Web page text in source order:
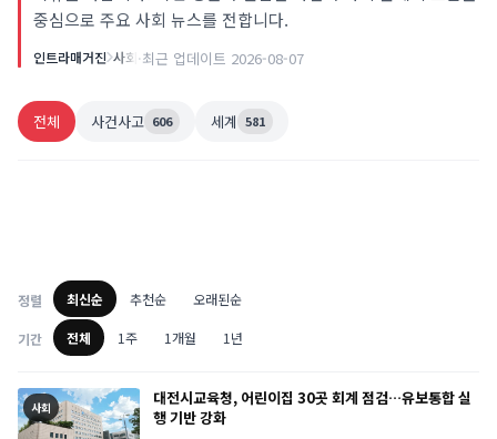
중심으로 주요 사회 뉴스를 전합니다.
인트라매거진 사회 ·최근 업데이트 2026-08-07
전체 사건사고 606 세계 581
서울형 안심 산후조리원 신청 조건은? 2주 250만 원·2026
년 6월 8일 예약 시작
정렬 최신순 추천순 오래된순
기간 전체 1주 1개월 1년
사회
대전시교육청, 어린이집 30곳 회계 점검…유보통합 실
행 기반 강화